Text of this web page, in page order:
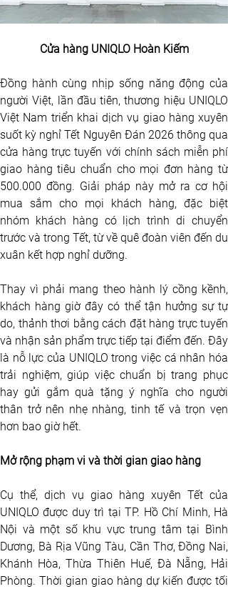
Cửa hàng UNIQLO Hoàn Kiếm
Đồng hành cùng nhịp sống năng động của
người Việt, lần đầu tiên, thương hiệu UNIQLO
Việt Nam triển khai dịch vụ giao hàng xuyên
suốt kỳ nghỉ Tết Nguyên Đán 2026 thông qua
cửa hàng trực tuyến với chính sách miễn phí
giao hàng tiêu chuẩn cho mọi đơn hàng từ
500.000 đồng. Giải pháp này mở ra cơ hội
mua sắm cho mọi khách hàng, đặc biệt
nhóm khách hàng có lịch trình di chuyển
trước và trong Tết, từ về quê đoàn viên đến du
xuân kết hợp nghỉ dưỡng.
Thay vì phải mang theo hành lý cồng kềnh,
khách hàng giờ đây có thể tận hưởng sự tự
do, thảnh thơi bằng cách đặt hàng trực tuyến
và nhận sản phẩm trực tiếp tại điểm đến. Đây
là nỗ lực của UNIQLO trong việc cá nhân hóa
trải nghiệm, giúp việc chuẩn bị trang phục
hay gửi gắm quà tặng ý nghĩa cho người
thân trở nên nhẹ nhàng, tinh tế và trọn vẹn
hơn bao giờ hết.
Mở rộng phạm vi và thời gian giao hàng
Cụ thể, dịch vụ giao hàng xuyên Tết của
UNIQLO được duy trì tại TP. Hồ Chí Minh, Hà
Nội và một số khu vực trung tâm tại Bình
Dương, Bà Rịa Vũng Tàu, Cần Thơ, Đồng Nai,
Khánh Hòa, Thừa Thiên Huế, Đà Nẵng, Hải
Phòng. Thời gian giao hàng dự kiến được tối